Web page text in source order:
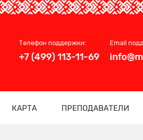
Телефон поддержки:
+7 (499) 113-11-69
Email
КАРТА ПРЕПОДАВАТЕЛИ